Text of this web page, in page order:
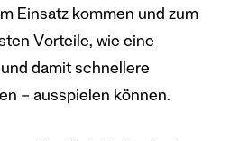
Einsatz kommen und zum
Vorteile, wie eine
damit schnellere
– ausspielen können.